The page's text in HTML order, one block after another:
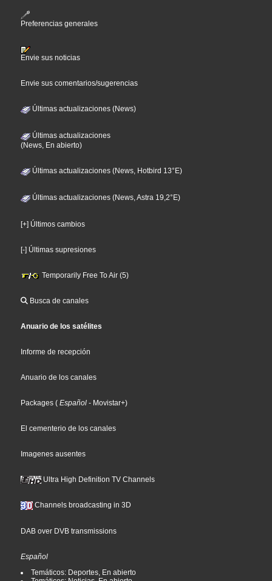
Preferencias generales
Envie sus noticias
Envie sus comentarios/sugerencias
Últimas actualizaciones (News)
Últimas actualizaciones
(News, En abierto)
Últimas actualizaciones (News, Hotbird 13°E)
Últimas actualizaciones (News, Astra 19,2°E)
[+] Últimos cambios
[-] Últimas supresiones
Temporarily Free To Air (5)
Busca de canales
Anuario de los satélites
Informe de recepción
Anuario de los canales
Packages ( Español - Movistar+)
El cementerio de los canales
Imagenes ausentes
Ultra High Definition TV Channels
Channels broadcasting in 3D
DAB over DVB transmissions
Español
Temáticos: Deportes, En abierto